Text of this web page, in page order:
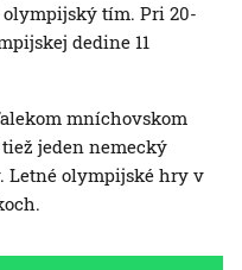
tím. Pri 20-
dedine 11
mníchovskom
jeden nemecký
Letné olympijské hry v